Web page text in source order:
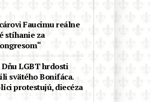
Faucimu reálne
stíhanie za
LGBT hrdosti
svätého Bonifáca.
protestujú, diecéza